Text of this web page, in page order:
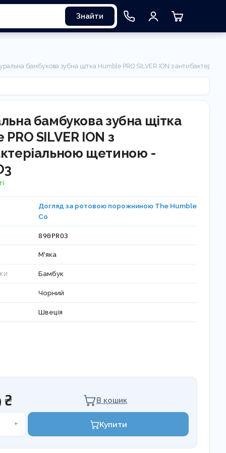
Знайти
бамбукова зубна щітка Humble PRO SILVER ION з
бамбукова зубна щітка
SILVER ION з
щетиною -
Догляд за ротовою порожниною The Humble
Co
890PRO3
М'яка
Бамбук
Чорний
Швеція
₴ В кошик
+ Купити